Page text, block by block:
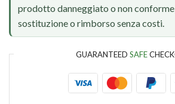
prodotto danneggiato o non
sostituzione o rimborso senza costi.
GUARANTEED SAFE